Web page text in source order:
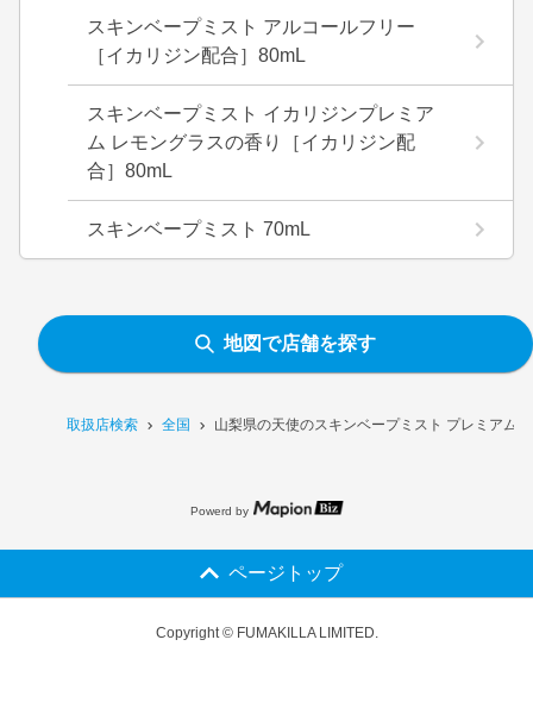
取扱店検索 全国 山梨県の天使のスキンベープミスト プレミアム
スキンベープミスト アルコールフリー
［イカリジン配合］80mL
スキンベープミスト イカリジンプレミア
ム レモングラスの香り［イカリジン配
合］80mL
スキンベープミスト 70mL
地図で店舗を探す
Powerd by
ページトップ
Copyright © FUMAKILLA LIMITED.